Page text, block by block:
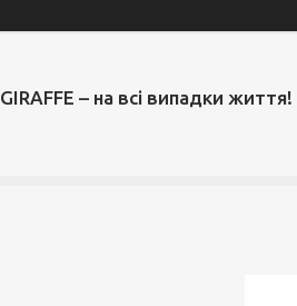
GIRAFFE – на всі випадки життя!